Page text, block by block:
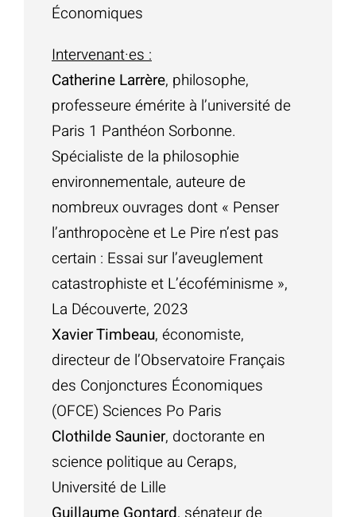
Économiques
Intervenant·es :
Catherine Larrère, philosophe,
professeure émérite à l’université de
Paris 1 Panthéon Sorbonne.
Spécialiste de la philosophie
environnementale, auteure de
nombreux ouvrages dont « Penser
l’anthropocène et Le Pire n’est pas
certain : Essai sur l’aveuglement
catastrophiste et L’écoféminisme »,
La Découverte, 2023
Xavier Timbeau, économiste,
directeur de l’Observatoire Français
des Conjonctures Économiques
(OFCE) Sciences Po Paris
Clothilde Saunier, doctorante en
science politique au Ceraps,
Université de Lille